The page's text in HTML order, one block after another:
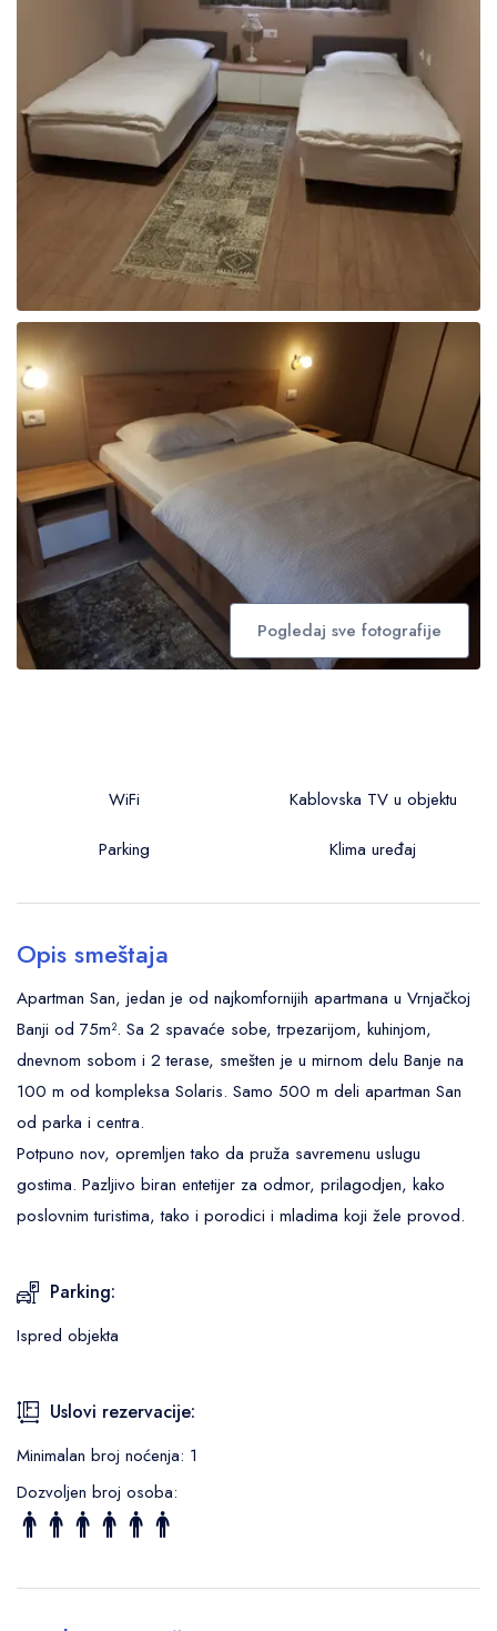
Pogledaj sve fotografije
WiFi Kablovska TV u objektu
Parking Klima uređaj
Opis smeštaja
Apartman San, jedan je od najkomfornijih apartmana u Vrnjačkoj
Banji od 75m². Sa 2 spavaće sobe, trpezarijom, kuhinjom,
dnevnom sobom i 2 terase, smešten je u mirnom delu Banje na
100 m od kompleksa Solaris. Samo 500 m deli apartman San
od parka i centra.
Potpuno nov, opremljen tako da pruža savremenu uslugu
gostima. Pazljivo biran entetijer za odmor, prilagodjen, kako
poslovnim turistima, tako i porodici i mladima koji žele provod.
Parking:
Ispred objekta
Uslovi rezervacije:
Minimalan broj noćenja: 1
Dozvoljen broj osoba: